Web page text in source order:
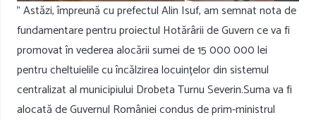
” Astăzi, împreună cu prefectul Alin Isuf, am semnat nota de
fundamentare pentru proiectul Hotărârii de Guvern ce va fi
promovat în vederea alocării sumei de 15 000 000 lei
pentru cheltuielile cu încălzirea locuințelor din sistemul
centralizat al municipiului Drobeta Turnu Severin.Suma va fi
alocată de Guvernul României condus de prim-ministrul